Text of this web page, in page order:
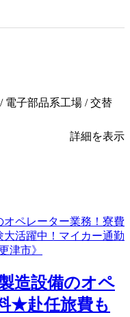
電子部品系工場 / 交替
詳細を表示
造設備のオペ
★赴任旅費も